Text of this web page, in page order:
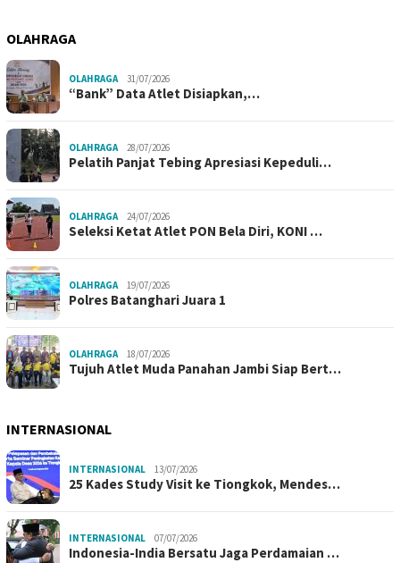
OLAHRAGA
OLAHRAGA 31/07/2026
“Bank” Data Atlet Disiapkan,…
OLAHRAGA 28/07/2026
Pelatih Panjat Tebing Apresiasi Kepeduli…
OLAHRAGA 24/07/2026
Seleksi Ketat Atlet PON Bela Diri, KONI …
OLAHRAGA 19/07/2026
Polres Batanghari Juara 1
OLAHRAGA 18/07/2026
Tujuh Atlet Muda Panahan Jambi Siap Bert…
INTERNASIONAL
INTERNASIONAL 13/07/2026
25 Kades Study Visit ke Tiongkok, Mendes…
INTERNASIONAL 07/07/2026
Indonesia-India Bersatu Jaga Perdamaian …